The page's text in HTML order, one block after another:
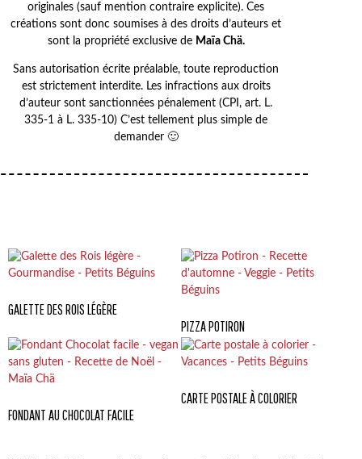
originales (sauf mention contraire explicite). Ces
créations sont donc soumises à des droits d’auteurs et
sont la propriété exclusive de Maïa Chä.
Sans autorisation écrite préalable, toute reproduction
est strictement interdite. Les infractions aux droits
d’auteur sont sanctionnées pénalement (CPI, art. L.
335-1 à L. 335-10) C’est tellement plus simple de
demander 🙂
GALETTE DES ROIS LÉGÈRE
PIZZA POTIRON
FONDANT AU CHOCOLAT FACILE
CARTE POSTALE À COLORIER